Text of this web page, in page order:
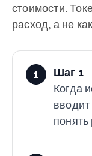
стоимости.
расход, а не
1
Шаг 1
Когда